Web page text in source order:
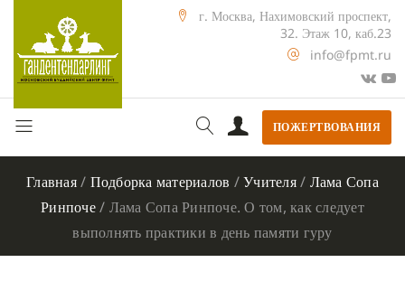
г. Москва, Нахимовский проспект,
32. Этаж 10, каб.23
info@fpmt.ru
ПОЖЕРТВОВАНИЯ
Главная/ Подборка материалов /Учителя/ Лама Сопа
Ринпоче/ Лама Сопа Ринпоче. О том, как следует
выполнять практики в день памяти гуру